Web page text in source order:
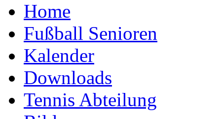
Home
Fußball Senioren
Kalender
Downloads
Tennis Abteilung